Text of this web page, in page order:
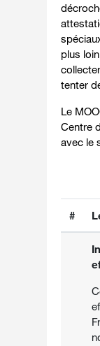
plus
tenter
Le
Centre
avec le
#